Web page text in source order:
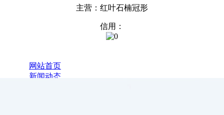
主营：红叶石楠冠形
信用：
网站首页
新闻动态